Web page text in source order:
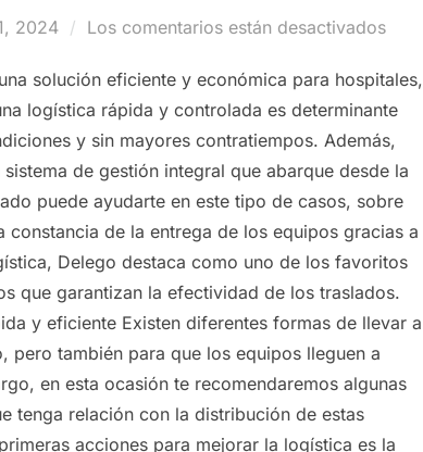
2024 Los comentarios están desactivados
solución eficiente y económica para hospitales,
logística rápida y controlada es determinante
y sin mayores contratiempos. Además,
de gestión integral que abarque desde la
puede ayudarte en este tipo de casos, sobre
de la entrega de los equipos gracias a
Delego destaca como uno de los favoritos
que garantizan la efectividad de los traslados.
y eficiente Existen diferentes formas de llevar a
también para que los equipos lleguen a
en esta ocasión te recomendaremos algunas
tenga relación con la distribución de estas
acciones para mejorar la logística es la